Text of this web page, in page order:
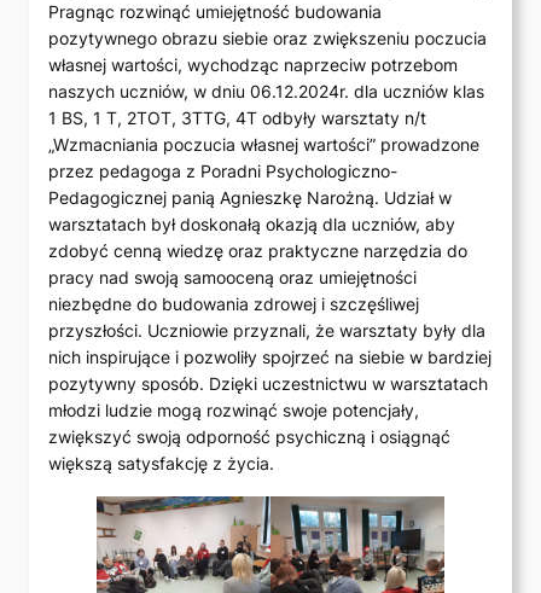
Pragnąc rozwinąć umiejętność budowania
pozytywnego obrazu siebie oraz zwiększeniu poczucia
własnej wartości, wychodząc naprzeciw potrzebom
naszych uczniów, w dniu 06.12.2024r. dla uczniów klas
1 BS, 1 T, 2TOT, 3TTG, 4T odbyły warsztaty n/t
„Wzmacniania poczucia własnej wartości” prowadzone
przez pedagoga z Poradni Psychologiczno-
Pedagogicznej panią Agnieszkę Narożną. Udział w
warsztatach był doskonałą okazją dla uczniów, aby
zdobyć cenną wiedzę oraz praktyczne narzędzia do
pracy nad swoją samooceną oraz umiejętności
niezbędne do budowania zdrowej i szczęśliwej
przyszłości. Uczniowie przyznali, że warsztaty były dla
nich inspirujące i pozwoliły spojrzeć na siebie w bardziej
pozytywny sposób. Dzięki uczestnictwu w warsztatach
młodzi ludzie mogą rozwinąć swoje potencjały,
zwiększyć swoją odporność psychiczną i osiągnąć
większą satysfakcję z życia.